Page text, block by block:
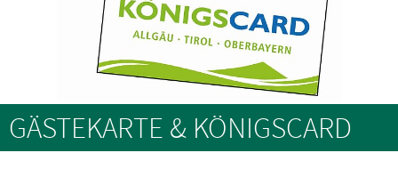
GÄSTEKARTE & KÖNIGSCARD